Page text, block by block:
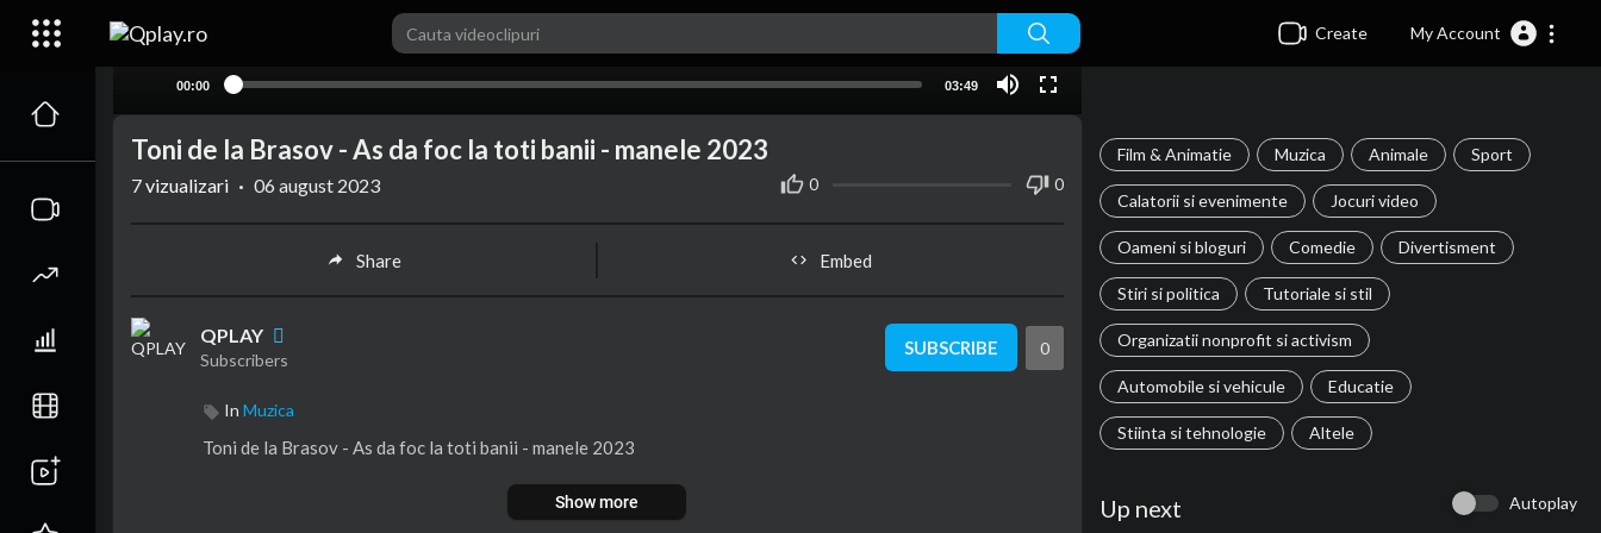
Create My Account
00:00 03:49
Film & Animatie Muzica Animale Sport
Calatorii si evenimente Jocuri video
Oameni si bloguri Comedie Divertisment
Stiri si politica Tutoriale si stil
Organizatii nonprofit si activism
Automobile si vehicule Educatie
Stiinta si tehnologie Altele
Up next Autoplay
Toni de la Brasov - As da foc la toti banii - manele 2023
0 0
7vizualizari · 06 august 2023
Share Embed
QPLAY
Subscribers
SUBSCRIBE 0
In Muzica
Toni de la Brasov - As da foc la toti banii - manele 2023
Show more